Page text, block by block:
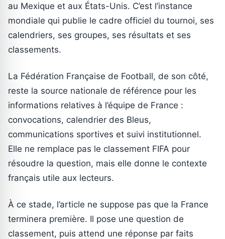
au Mexique et aux États-Unis. C’est l’instance
mondiale qui publie le cadre officiel du tournoi, ses
calendriers, ses groupes, ses résultats et ses
classements.
La Fédération Française de Football, de son côté,
reste la source nationale de référence pour les
informations relatives à l’équipe de France :
convocations, calendrier des Bleus,
communications sportives et suivi institutionnel.
Elle ne remplace pas le classement FIFA pour
résoudre la question, mais elle donne le contexte
français utile aux lecteurs.
À ce stade, l’article ne suppose pas que la France
terminera première. Il pose une question de
classement, puis attend une réponse par faits